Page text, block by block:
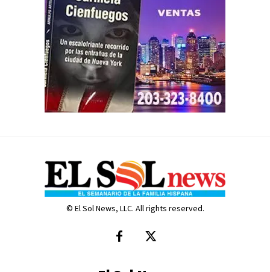
© El Sol News, LLC. All rights reserved.